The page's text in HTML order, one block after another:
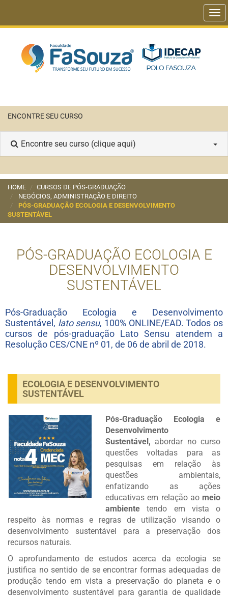
ENCONTRE SEU CURSO
Encontre seu curso (clique aqui)
HOME
CURSOS DE PÓS-GRADUAÇÃO
NEGÓCIOS, ADMINISTRAÇÃO E DIREITO
PÓS-GRADUAÇÃO ECOLOGIA E DESENVOLVIMENTO
SUSTENTÁVEL
PÓS-GRADUAÇÃO ECOLOGIA E
DESENVOLVIMENTO
SUSTENTÁVEL
Pós-Graduação Ecologia e Desenvolvimento
Sustentável, lato sensu, 100% ONLINE/EAD. Todos os
cursos de pós-graduação Lato Sensu atendem a
Resolução CES/CNE nº 01, de 06 de abril de 2018.
ECOLOGIA E DESENVOLVIMENTO
SUSTENTÁVEL
Pós-Graduação Ecologia e
Desenvolvimento
Sustentável, abordar no curso
questões voltadas para as
pesquisas em relação às
questões ambientais,
enfatizando as ações
educativas em relação ao meio
ambiente tendo em vista o
respeito às normas e regras de utilização visando o
desenvolvimento sustentável para a preservação dos
recursos naturais.
O aprofundamento de estudos acerca da ecologia se
justifica no sentido de se encontrar formas adequadas de
produção tendo em vista a preservação do planeta e o
desenvolvimento sustentável para garantia de qualidade